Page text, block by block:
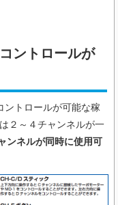
ントロールが
ントロールが可能な稼
２～４チャンネルが一
ンネルが同時に使用可